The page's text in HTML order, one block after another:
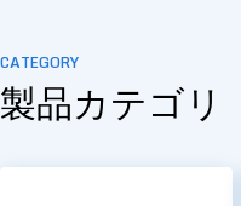
CATEGORY
製品カテゴリ